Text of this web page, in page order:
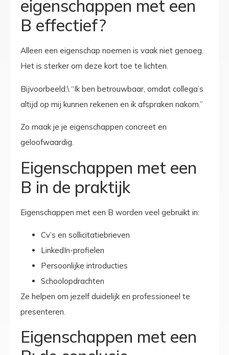
eigenschappen met een
B effectief?
Alleen een eigenschap noemen is vaak niet genoeg.
Het is sterker om deze kort toe te lichten.
Bijvoorbeeld:\ “Ik ben betrouwbaar, omdat collega’s
altijd op mij kunnen rekenen en ik afspraken nakom.”
Zo maak je je eigenschappen concreet en
geloofwaardig.
Eigenschappen met een
B in de praktijk
Eigenschappen met een B worden veel gebruikt in:
Cv’s en sollicitatiebrieven
LinkedIn-profielen
Persoonlijke introducties
Schoolopdrachten
Ze helpen om jezelf duidelijk en professioneel te
presenteren.
Eigenschappen met een